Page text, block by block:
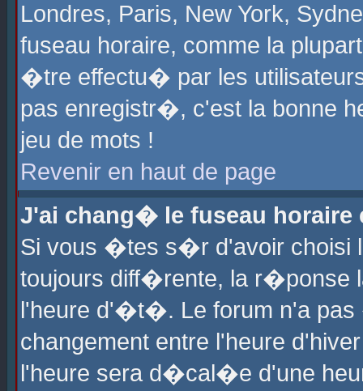
Londres, Paris, New York,
fuseau horaire, comme la
�tre effectu� par les
pas enregistr�, c'est la bonne
jeu de mots !
Revenir en haut de page
J'ai chang� le fuseau horaire
Si vous �tes s�r d'avoir choisi
toujours diff�rente, la r�ponse
l'heure d'�t�. Le forum n'a
changement entre l'heure
l'heure sera d�cal�e d'une